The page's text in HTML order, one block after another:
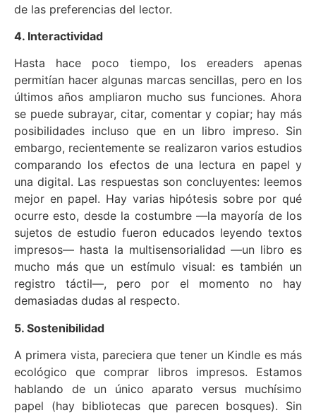
de las preferencias del lector.
4. Interactividad
Hasta hace poco tiempo, los ereaders apenas
permitían hacer algunas marcas sencillas, pero en los
últimos años ampliaron mucho sus funciones. Ahora
se puede subrayar, citar, comentar y copiar; hay más
posibilidades incluso que en un libro impreso. Sin
embargo, recientemente se realizaron varios estudios
comparando los efectos de una lectura en papel y
una digital. Las respuestas son concluyentes: leemos
mejor en papel. Hay varias hipótesis sobre por qué
ocurre esto, desde la costumbre —la mayoría de los
sujetos de estudio fueron educados leyendo textos
impresos— hasta la multisensorialidad —un libro es
mucho más que un estímulo visual: es también un
registro táctil—, pero por el momento no hay
demasiadas dudas al respecto.
5. Sostenibilidad
A primera vista, pareciera que tener un Kindle es más
ecológico que comprar libros impresos. Estamos
hablando de un único aparato versus muchísimo
papel (hay bibliotecas que parecen bosques). Sin